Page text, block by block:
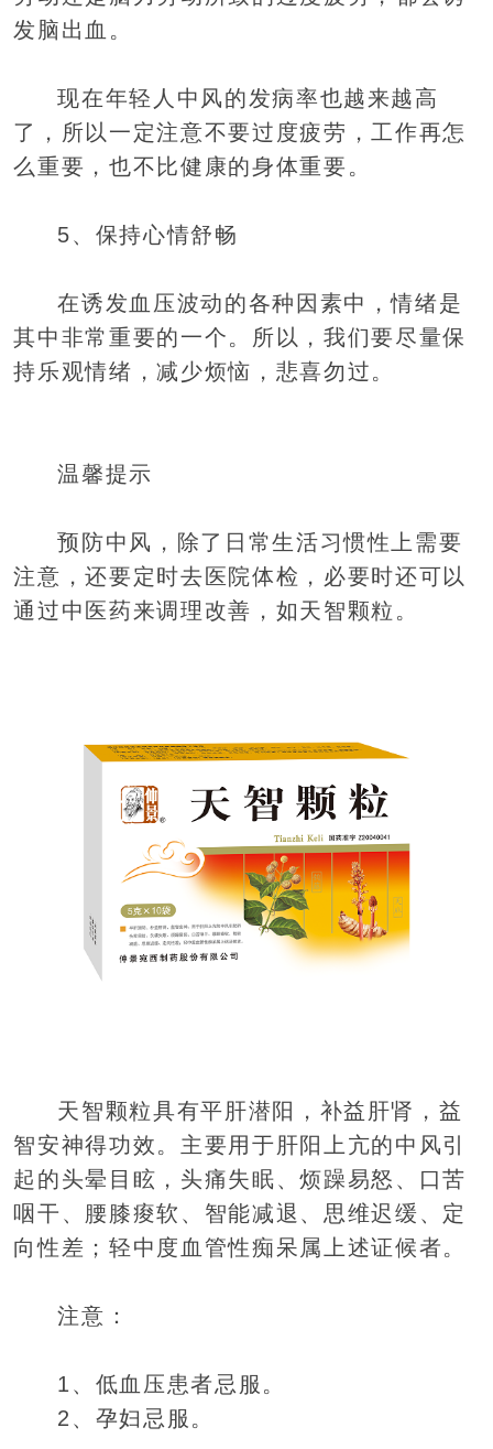
发脑出血。
现在年轻人中风的发病率也越来越高
了，所以一定注意不要过度疲劳，工作再怎
么重要，也不比健康的身体重要。
5、保持心情舒畅
在诱发血压波动的各种因素中，情绪是
其中非常重要的一个。所以，我们要尽量保
持乐观情绪，减少烦恼，悲喜勿过。
温馨提示
预防中风，除了日常生活习惯性上需要
注意，还要定时去医院体检，必要时还可以
通过中医药来调理改善，如天智颗粒。
天智颗粒具有平肝潜阳，补益肝肾，益
智安神得功效。主要用于肝阳上亢的中风引
起的头晕目眩，头痛失眠、烦躁易怒、口苦
咽干、腰膝痠软、智能减退、思维迟缓、定
向性差；轻中度血管性痴呆属上述证候者。
注意：
1、低血压患者忌服。
2、孕妇忌服。